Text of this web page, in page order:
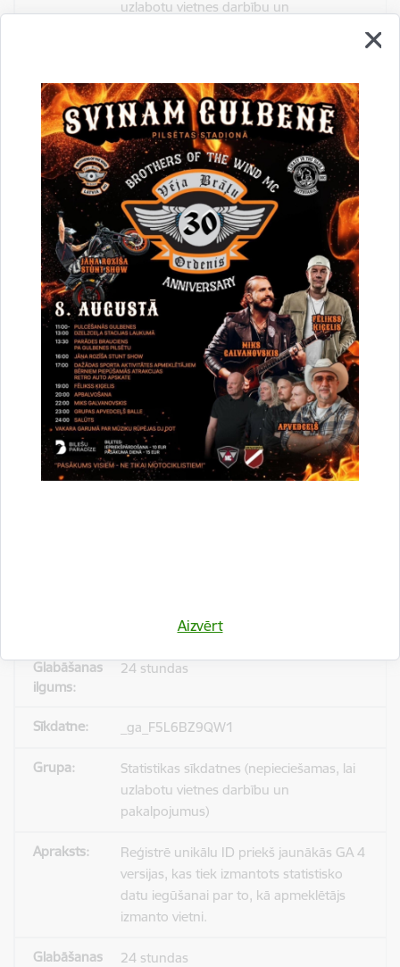
Aizvērt
uzlabotu vietnes darbību un
statistisko datu iegūšanai par to, kā
apmeklētājs izmanto vietni.
2 gadi
_gat
Statistikas sīkdatnes (nepieciešamas, lai
uzlabotu vietnes darbību un
pakalpojumus)
Izmanto Google Analytics, lai samazinātu
pieprasījuma līmeni.
1 minūte
_gid
apmeklētājs izmanto vietni.
24 stundas
_ga_F5L6BZ9QW1
Statistikas sīkdatnes (nepieciešamas, lai
uzlabotu vietnes darbību un
pakalpojumus)
Reģistrē unikālu ID priekš jaunākās GA 4
versijas, kas tiek izmantots statistisko
datu iegūšanai par to, kā apmeklētājs
izmanto vietni.
24 stundas